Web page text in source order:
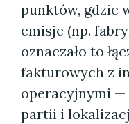
punktów, gdzie
emisje (np.
oznaczało to
fakturowych z
operacyjnymi —
partii i